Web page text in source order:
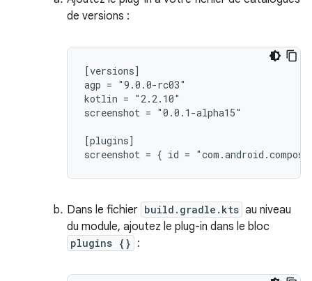
de versions :
[versions]
agp = "9.0.0-rc03"
kotlin = "2.2.10"
screenshot = "0.0.1-alpha15"
[plugins]
Dans le fichier build.gradle.kts au niveau
du module, ajoutez le plug-in dans le bloc
plugins {} :